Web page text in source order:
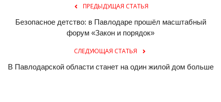
ПРЕДЫДУЩАЯ СТАТЬЯ
Безопасное детство: в Павлодаре прошёл масштабный
форум «Закон и порядок»
СЛЕДУЮЩАЯ СТАТЬЯ
В Павлодарской области станет на один жилой дом больше